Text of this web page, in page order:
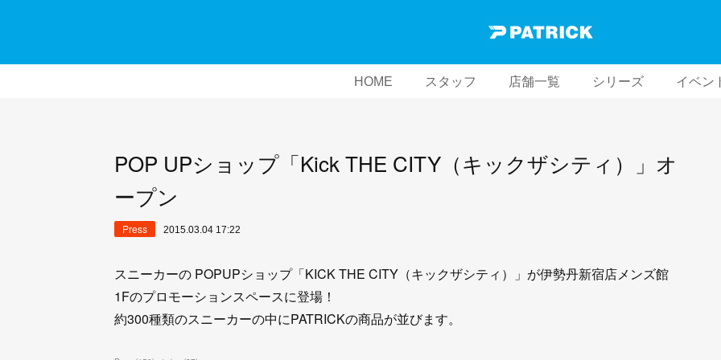
HOME スタッフ 店舗一覧 シリーズ イベン
POP UPショップ「Kick THE CITY（キックザシティ）」オ
ープン
Press 2015.03.04 17:22
スニーカーの POPUPショップ「KICK THE CITY（キックザシティ）」が伊勢丹新宿店メンズ館
1Fのプロモーションスペースに登場！
約300種類のスニーカーの中にPATRICKの商品が並びます。